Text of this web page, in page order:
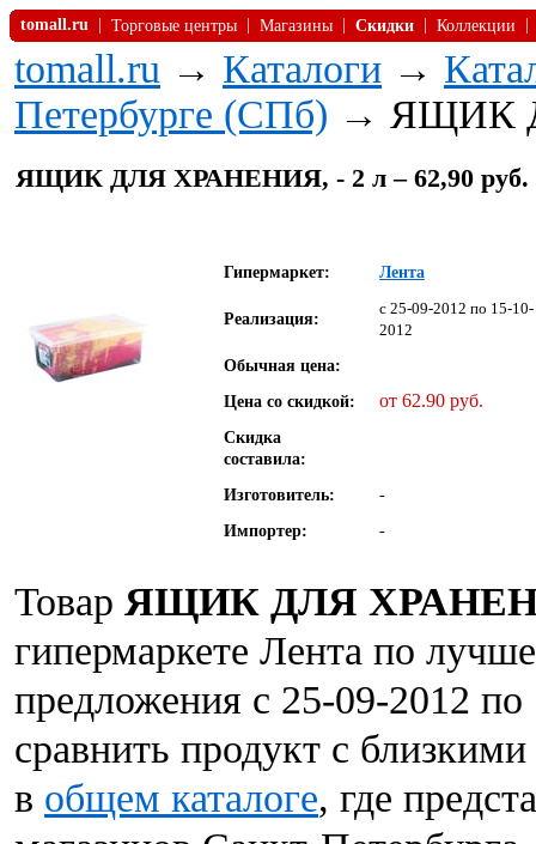
tomall.ru Торговые центры Магазины Скидки Коллекции
tomall.ru → Каталоги →
Петербурге (СПб) → ЯЩИК
ЯЩИК ДЛЯ ХРАНЕНИЯ, - 2 л – 62,90 руб. -
Гипермаркет: Лента
Реализация:
c 25-09-2012 по 15-10-
2012
Обычная цена:
Цена со скидкой:
от 62.90 руб.
Скидка
составила:
Изготовитель:
-
Импортер:
-
Товар ЯЩИК ДЛЯ
гипермаркете Лента по
предложения с 25-09-2012
сравнить продукт с
в общем каталоге, где